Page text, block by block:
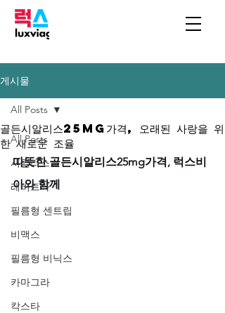
게시물
All Posts
시알리스
레비트라
필름형 센트립
비맥스
필름형 비닉스
카마그라
칵스타
All Posts
골든시알리스25mg가격, 오래된 사랑을 위
한 새로운 조율
따뜻한 골든시알리스25mg가격, 럭스비
아와 함께